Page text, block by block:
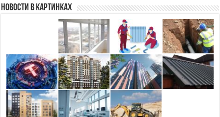
Новости в картинках